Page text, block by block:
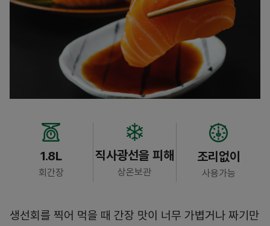
1.8L
회간장
직사광선을 피해
상온보관
조리없이
사용가능
생선회를 찍어 먹을 때 간장 맛이 너무 가볍거나 짜기만